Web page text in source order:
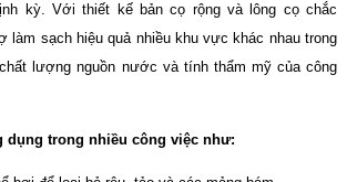
kỳ. Với thiết kế bản cọ rộng và lông cọ chắc
làm sạch hiệu quả nhiều khu vực khác nhau trong
lượng nguồn nước và tính thẩm mỹ của công
dụng trong nhiều công việc như: